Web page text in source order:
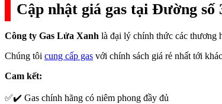
Cập nhật giá gas tại Đường số
Công ty Gas Lửa Xanh là đại lý chính thức các thương
Chúng tôi cung cấp gas với chính sách giá rẻ nhất tới
Cam kết:
✅✔️ Gas chính hãng có niêm phong đầy đủ